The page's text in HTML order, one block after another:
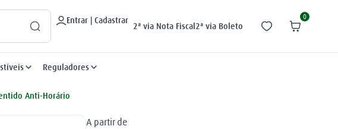
Entrar | Cadastrar
2ª via Nota Fiscal2ª via Boleto
0
Reguladores
Anti-Horário
A partir de